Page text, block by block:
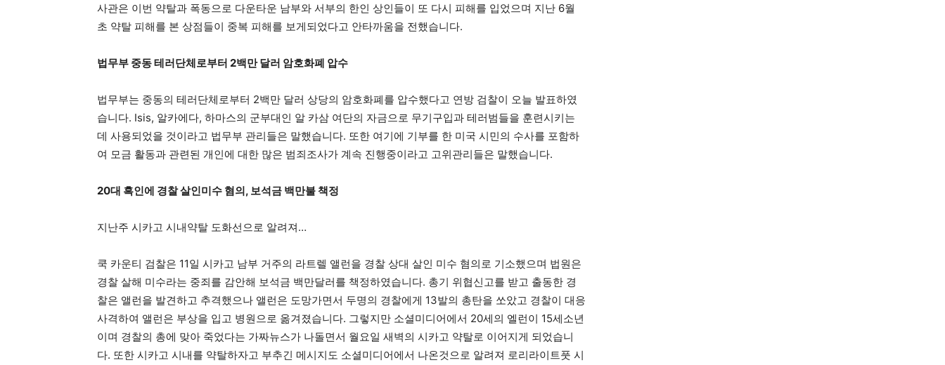
사관은 이번 약탈과 폭동으로 다운타운 남부와 서부의 한인 상인들이 또 다시 피해를 입었으며 지난 6월
초 약탈 피해를 본 상점들이 중복 피해를 보게되었다고 안타까움을 전했습니다.
법무부 중동 테러단체로부터 2백만 달러 암호화폐 압수
법무부는 중동의 테러단체로부터 2백만 달러 상당의 암호화폐를 압수했다고 연방 검찰이 오늘 발표하였
습니다. Isis, 알카에다, 하마스의 군부대인 알 카삼 여단의 자금으로 무기구입과 테러범들을 훈련시키는
데 사용되었을 것이라고 법무부 관리들은 말했습니다. 또한 여기에 기부를 한 미국 시민의 수사를 포함하
여 모금 활동과 관련된 개인에 대한 많은 범죄조사가 계속 진행중이라고 고위관리들은 말했습니다.
20대 흑인에 경찰 살인미수 혐의, 보석금 백만불 책정
지난주 시카고 시내약탈 도화선으로 알려져…
쿡 카운티 검찰은 11일 시카고 남부 거주의 라트렐 앨런을 경찰 상대 살인 미수 혐의로 기소했으며 법원은
경찰 살해 미수라는 중죄를 감안해 보석금 백만달러를 책정하였습니다. 총기 위협신고를 받고 출동한 경
찰은 앨런을 발견하고 추격했으나 앨런은 도망가면서 두명의 경찰에게 13발의 총탄을 쏘았고 경찰이 대응
사격하여 앨런은 부상을 입고 병원으로 옮겨졌습니다. 그렇지만 소셜미디어에서 20세의 엘런이 15세소년
이며 경찰의 총에 맞아 죽었다는 가짜뉴스가 나돌면서 월요일 새벽의 시카고 약탈로 이어지게 되었습니
다. 또한 시카고 시내를 약탈하자고 부추긴 메시지도 소셜미디어에서 나온것으로 알려져 로리라이트풋 시